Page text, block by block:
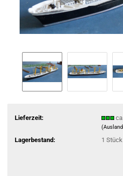
Lieferzeit:
Lagerbestand: 1 Stück